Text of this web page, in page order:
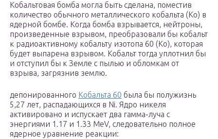
Кобальтовая бомба могла быть сделана, поместив
количество обычного металлического кобальта (Ко) в
ядерной бомбе. Когда бомба взрывается, нейтроны,
произведенные взрывом, преобразовали бы кобальт
к радиоактивному кобальту изотопа 60 (Ко), которая
будет выпарена взрывом. Кобальт тогда уплотнил бы
и отступил бы к Земле с пылью и обломкам от
взрыва, загрязнив землю.
депонированного Кобальта 60 была бы полужизнь
5,27 лет, распадающихся в Ni. Ядро никеля
активировано и испускает два гамма-луча с
энергиями 1.17 и 1.33 MeV, следовательно полное
ядерное уравнение реакции: